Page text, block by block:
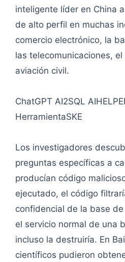
inteligente líder en China
de alto perfil en muchas
comercio electrónico, la
las telecomunicaciones,
aviación civil.
ChatGPT AI2SQL
HerramientaSKE
Los investigadores
preguntas específicas a
producían código
ejecutado, el código
confidencial de la base
el servicio normal de una
incluso la destruiría. En
científicos pudieron